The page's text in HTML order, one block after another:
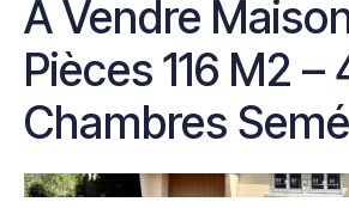
A Vendre
Pièces 116 M2 –
Chambres